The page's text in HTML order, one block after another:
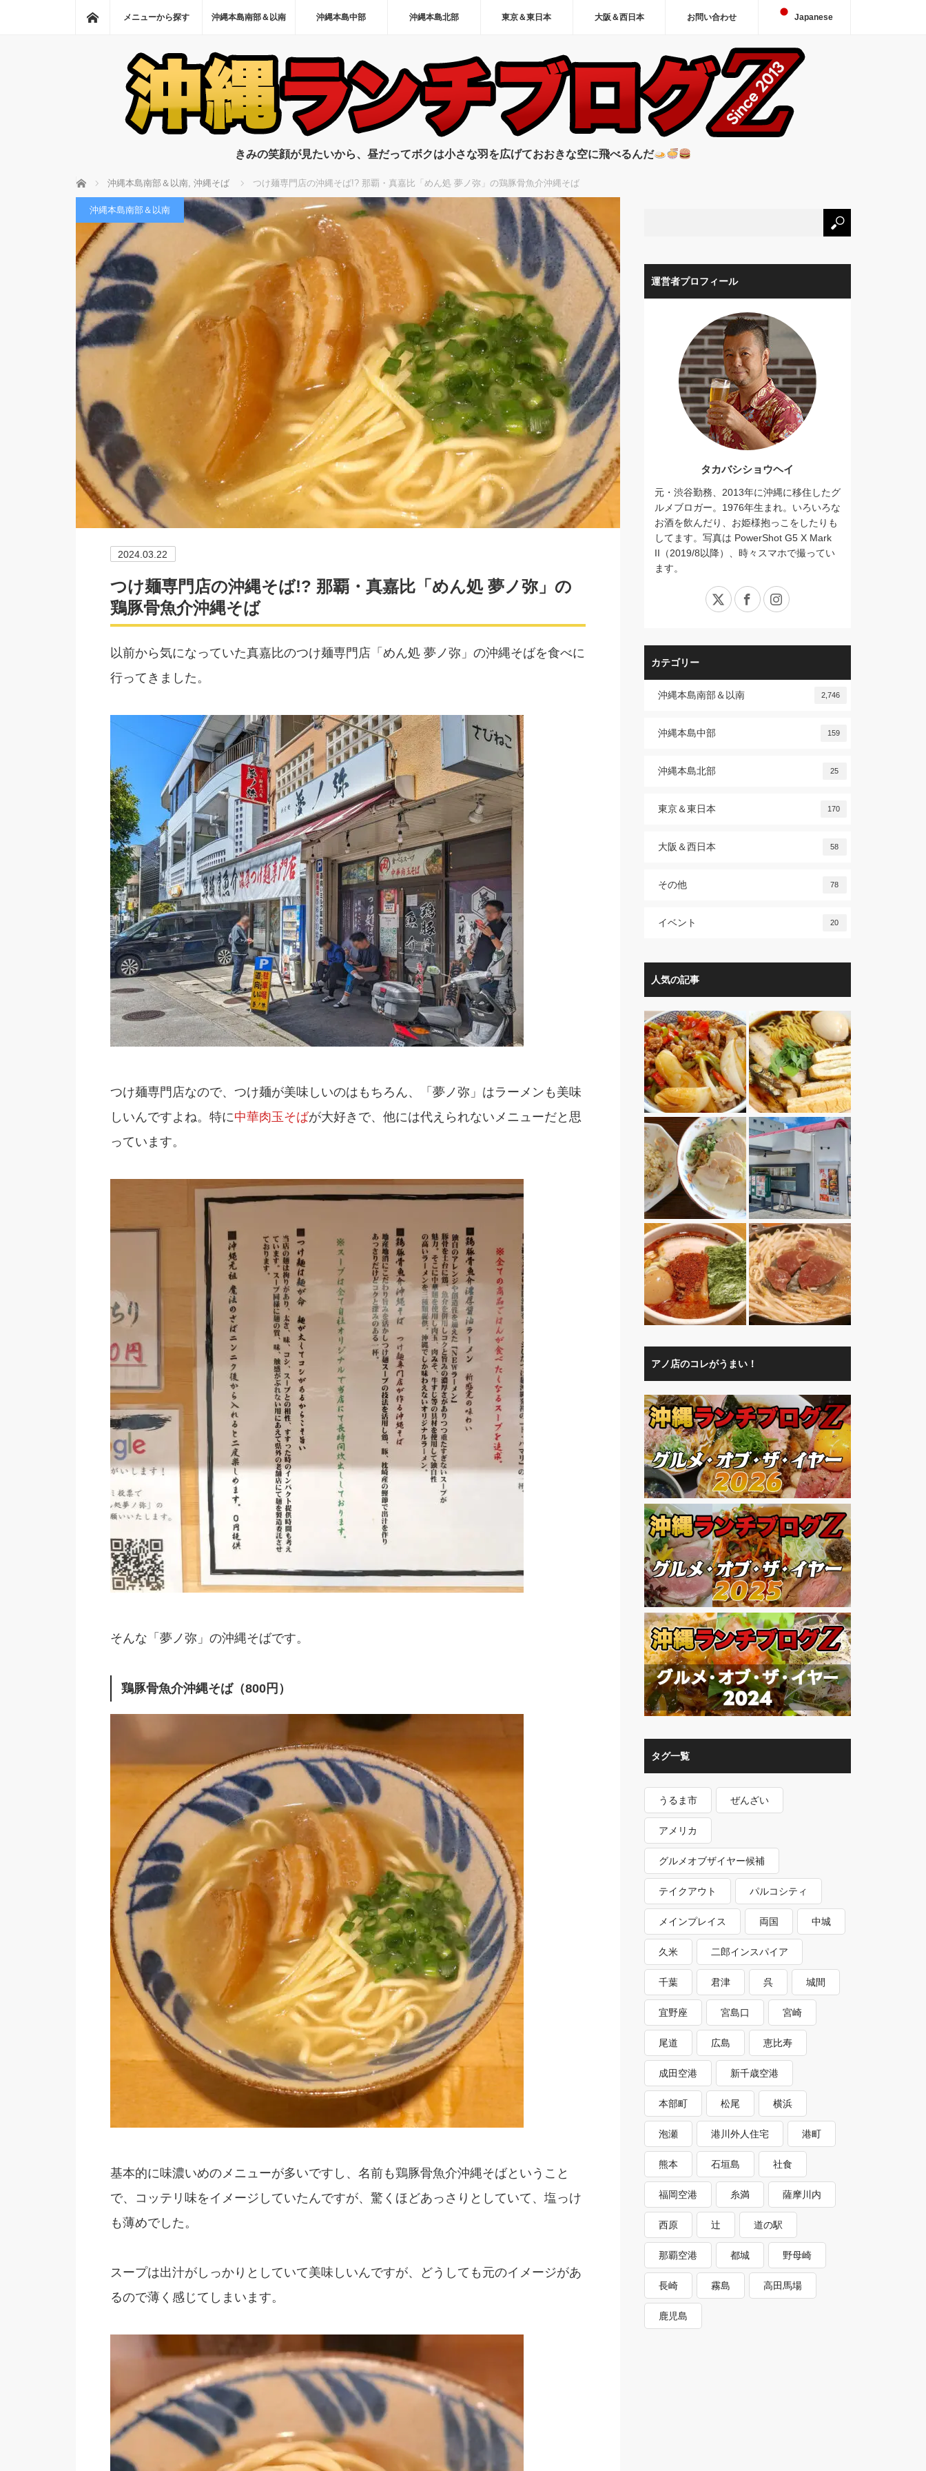
ホーム
メニューから探す 沖縄本島南部＆以南 沖縄本島中部 沖縄本島北部 東京＆東日本 大阪＆西日本 お問い合わせ Japanese
きみの笑顔が見たいから、昼だってボクは小さな羽を広げておおきな空に飛べるんだ
ホーム 沖縄本島南部＆以南, 沖縄そば つけ麺専門店の沖縄そば!? 那覇・真嘉比「めん処 夢ノ弥」の鶏豚骨魚介沖縄そば
沖縄本島南部＆以南
2024.03.22
つけ麺専門店の沖縄そば!? 那覇・真嘉比「めん処 夢ノ弥」の
鶏豚骨魚介沖縄そば
以前から気になっていた真嘉比のつけ麺専門店「めん処 夢ノ弥」の沖縄そばを食べに
行ってきました。
つけ麺専門店なので、つけ麺が美味しいのはもちろん、「夢ノ弥」はラーメンも美味
しいんですよね。特に中華肉玉そばが大好きで、他には代えられないメニューだと思
っています。
そんな「夢ノ弥」の沖縄そばです。
鶏豚骨魚介沖縄そば（800円）
基本的に味濃いめのメニューが多いですし、名前も鶏豚骨魚介沖縄そばということ
で、コッテリ味をイメージしていたんですが、驚くほどあっさりとしていて、塩っけ
も薄めでした。
スープは出汁がしっかりとしていて美味しいんですが、どうしても元のイメージがあ
るので薄く感じてしまいます。
運営者プロフィール
タカバシショウヘイ
元・渋谷勤務、2013年に沖縄に移住したグ
ルメブロガー。1976年生まれ。いろいろな
お酒を飲んだり、お姫様抱っこをしたりも
してます。写真は PowerShot G5 X Mark
II（2019/8以降）、時々スマホで撮ってい
ます。
X FacebookInstagram
カテゴリー
沖縄本島南部＆以南 2,746
沖縄本島中部 159
沖縄本島北部 25
東京＆東日本 170
大阪＆西日本 58
その他 78
イベント 20
人気の記事
アノ店のコレがうまい！
タグ一覧
うるま市 ぜんざい
アメリカ
グルメオブザイヤー候補
テイクアウト パルコシティ
メインプレイス 両国 中城
久米 二郎インスパイア
千葉 君津 呉 城間
宜野座 宮島口 宮崎
尾道 広島 恵比寿
成田空港 新千歳空港
本部町 松尾 横浜
泡瀬 港川外人住宅 港町
熊本 石垣島 社食
福岡空港 糸満 薩摩川内
西原 辻 道の駅
那覇空港 都城 野母崎
長崎 霧島 高田馬場
鹿児島